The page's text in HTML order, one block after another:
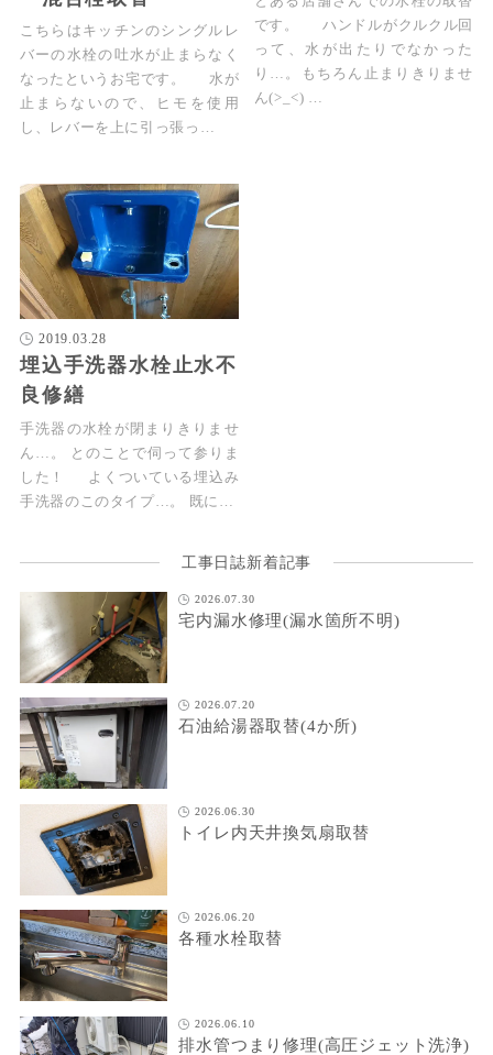
こちらはキッチンのシングルレ
バーの水栓の吐水が止まらなく
なったというお宅です。 水が
止まらないので、ヒモを使用
し、レバーを上に引っ張っ…
です。 ハンドルがクルクル回
って、水が出たりでなかった
り…。もちろん止まりきりませ
ん(>_<) …
2019.03.28
埋込手洗器水栓止水不
良修繕
手洗器の水栓が閉まりきりませ
ん…。 とのことで伺って参りま
した！ よくついている埋込み
手洗器のこのタイプ…。 既に…
工事日誌新着記事
2026.07.30
宅内漏水修理(漏水箇所不明)
2026.07.20
石油給湯器取替(4か所)
2026.06.30
トイレ内天井換気扇取替
2026.06.20
各種水栓取替
2026.06.10
排水管つまり修理(高圧ジェット洗浄)